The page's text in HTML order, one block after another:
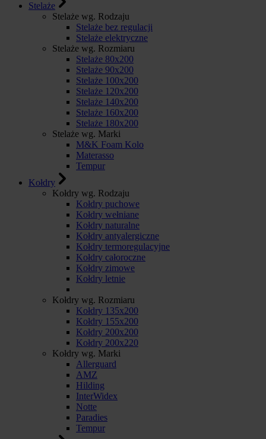
Stelaże
Stelaże wg. Rodzaju
Stelaże bez regulacji
Stelaże elektryczne
Stelaże wg. Rozmiaru
Stelaże 80x200
Stelaże 90x200
Stelaże 100x200
Stelaże 120x200
Stelaże 140x200
Stelaże 160x200
Stelaże 180x200
Stelaże wg. Marki
M&K Foam Kolo
Materasso
Tempur
Kołdry
Kołdry wg. Rodzaju
Kołdry puchowe
Kołdry wełniane
Kołdry naturalne
Kołdry antyalergiczne
Kołdry termoregulacyjne
Kołdry całoroczne
Kołdry zimowe
Kołdry letnie
Kołdry wg. Rozmiaru
Kołdry 135x200
Kołdry 155x200
Kołdry 200x200
Kołdry 200x220
Kołdry wg. Marki
Allerguard
AMZ
Hilding
InterWidex
Notte
Paradies
Tempur